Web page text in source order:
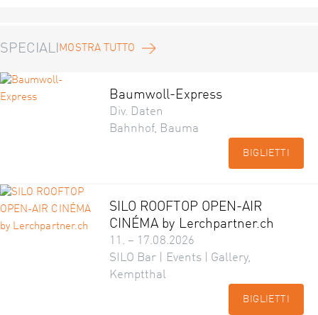
SPECIALIMOSTRA TUTTO
Baumwoll-Express
Div. Daten
Bahnhof, Bauma
BIGLIETTI
SILO ROOFTOP OPEN-AIR
CINÉMA by Lerchpartner.ch
11. – 17.08.2026
SILO Bar | Events | Gallery,
Kemptthal
BIGLIETTI